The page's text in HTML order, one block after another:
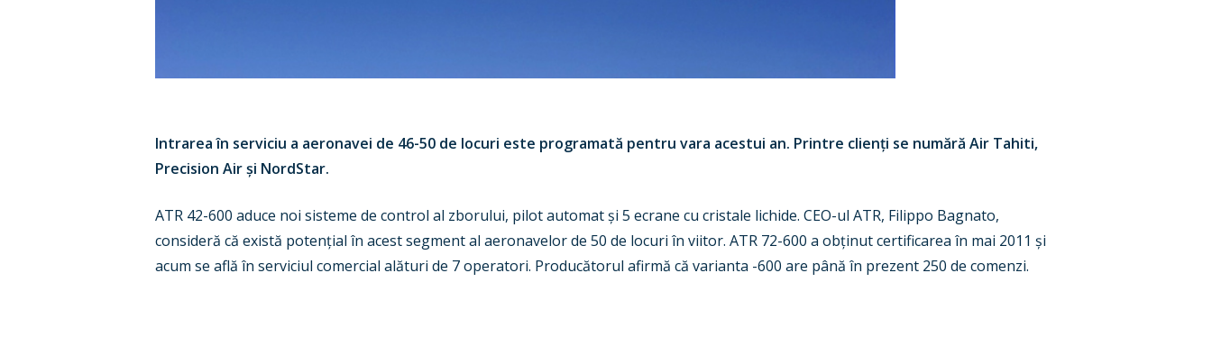
Intrarea în serviciu a aeronavei de 46-50 de locuri este programată pentru vara acestui an. Printre clienți se numără Air Tahiti,
Precision Air și NordStar.
ATR 42-600 aduce noi sisteme de control al zborului, pilot automat și 5 ecrane cu cristale lichide. CEO-ul ATR, Filippo Bagnato,
consideră că există potențial în acest segment al aeronavelor de 50 de locuri în viitor. ATR 72-600 a obținut certificarea în mai 2011 și
acum se află în serviciul comercial alături de 7 operatori. Producătorul afirmă că varianta -600 are până în prezent 250 de comenzi.